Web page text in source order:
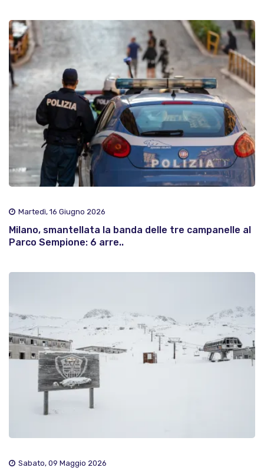
Martedì, 16 Giugno 2026
Milano, smantellata la banda delle tre campanelle al
Parco Sempione: 6 arre..
Sabato, 09 Maggio 2026